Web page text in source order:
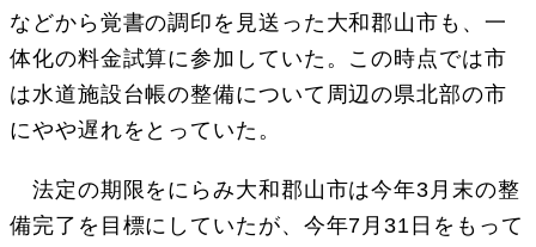
などから覚書の調印を見送った大和郡山市も、一
体化の料金試算に参加していた。この時点では市
は水道施設台帳の整備について周辺の県北部の市
にやや遅れをとっていた。
法定の期限をにらみ大和郡山市は今年3月末の整
備完了を目標にしていたが、今年7月31日をもって